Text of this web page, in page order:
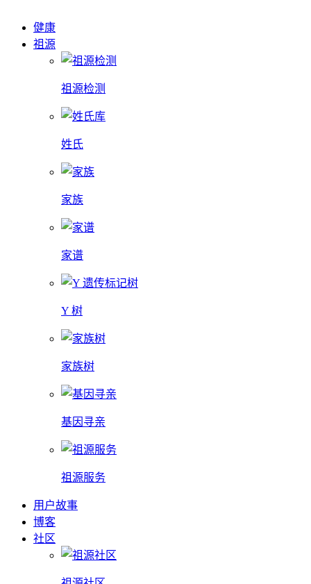
健康
祖源
祖源检测
姓氏
家族
家谱
Y 树
家族树
基因寻亲
祖源服务
用户故事
博客
社区